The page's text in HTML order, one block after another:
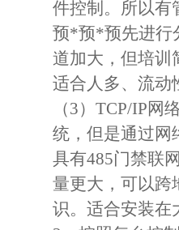
件控制。所以
预*预*预先进行
道加大，但培
适合人多、流动
（3）TCP/IP
统，但是通过
具有485门禁联
量更大，可以跨
识。适合安装在